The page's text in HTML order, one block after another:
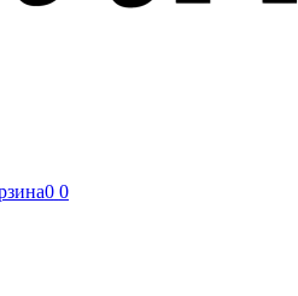
0 0